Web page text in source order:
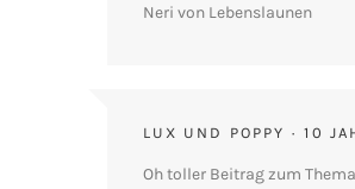
Neri von Lebenslaunen
LUX UND POPPY 10
Oh toller Beitrag zum